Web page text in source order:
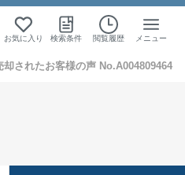
お気に入り 検索条件 閲覧履歴 メニュー
されたお客様の声 No.A004809464